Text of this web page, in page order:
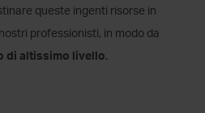
queste ingenti risorse in
professionisti, in modo da
di altissimo livello.